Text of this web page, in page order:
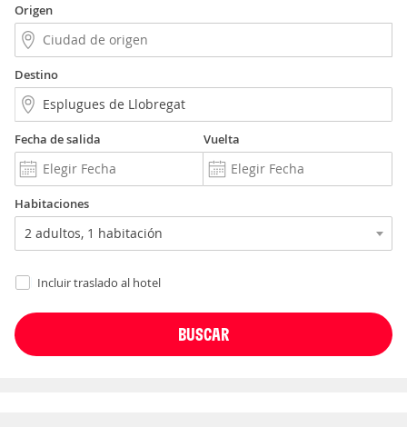
Origen
Destino
Fecha de salida Vuelta
Habitaciones
Incluir traslado al hotel